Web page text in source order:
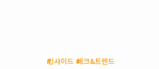
인사이드 테크&트렌드